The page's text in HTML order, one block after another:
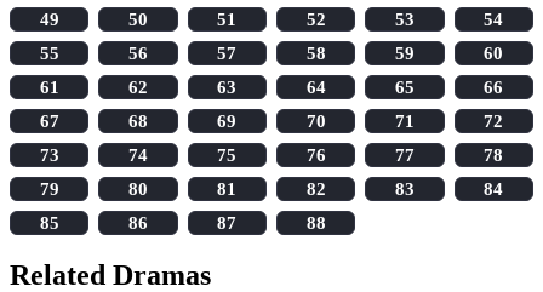
49
50 51 52 53
54
55
56 57 58 59
60
61
62 63 64 65
66
67
68 69 70 71
72
73
74 75 76 77
78
79
80 81 82 83
84
85
86 87 88
Related Dramas